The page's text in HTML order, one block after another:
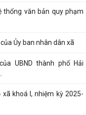
thống văn bản quy phạm
Ủy ban nhân dân xã
UBND thành phố Hải
khoá I, nhiệm kỳ 2025-